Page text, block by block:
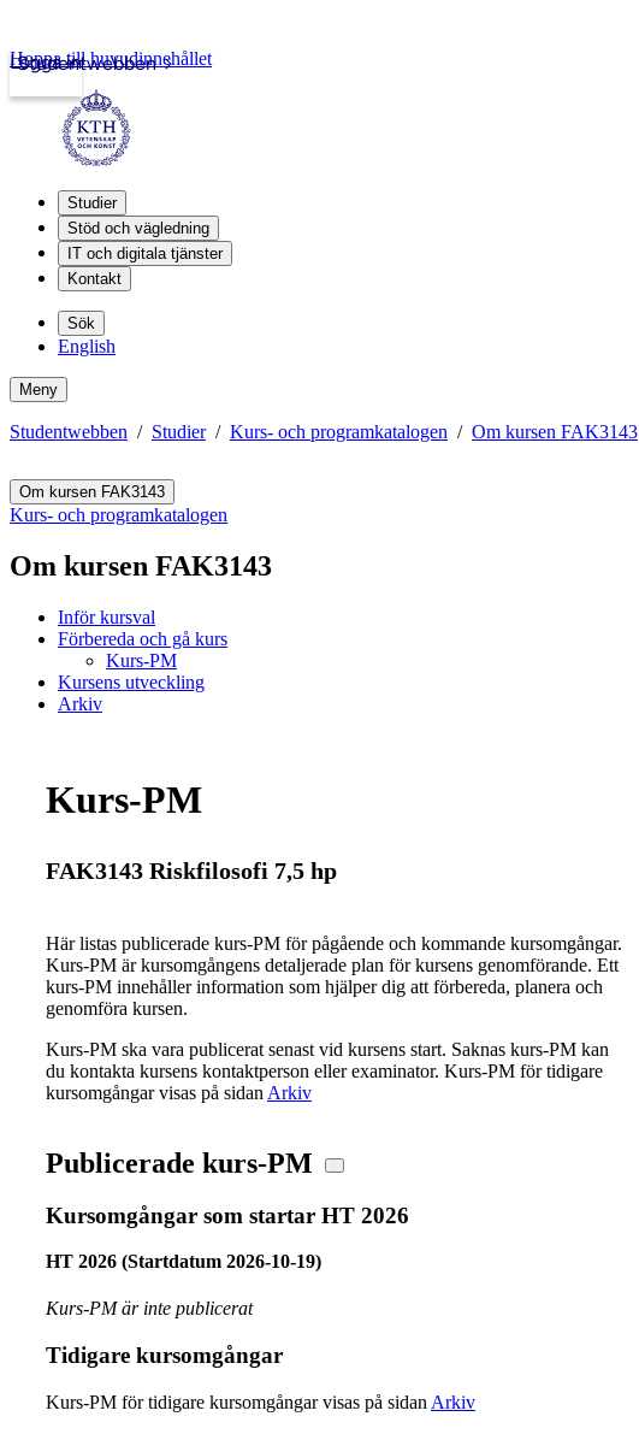
Studentwebben
Logga in
Hoppa till huvudinnehållet
Studier
Stöd och vägledning
IT och digitala tjänster
Kontakt
Sök
English
Meny
Studentwebben Studier Kurs- och programkatalogen Om kursen FAK3143
Om kursen FAK3143
Kurs- och programkatalogen
Om kursen FAK3143
Inför kursval
Förbereda och gå kurs
Kurs-PM
Kursens utveckling
Arkiv
Kurs-PM
FAK3143 Riskfilosofi 7,5 hp
Här listas publicerade kurs-PM för pågående och kommande kursomgångar.
Kurs-PM är kursomgångens detaljerade plan för kursens genomförande. Ett
kurs-PM innehåller information som hjälper dig att förbereda, planera och
genomföra kursen.
Kurs-PM ska vara publicerat senast vid kursens start. Saknas kurs-PM kan
du kontakta kursens kontaktperson eller examinator. Kurs-PM för tidigare
kursomgångar visas på sidan Arkiv
Publicerade kurs-PM
Kursomgångar som startar HT 2026
HT 2026 (Startdatum 2026-10-19)
Kurs-PM är inte publicerat
Tidigare kursomgångar
Kurs-PM för tidigare kursomgångar visas på sidan Arkiv